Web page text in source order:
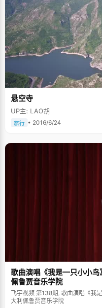
悬空寺
UP主: LAO胡
旅行 • 2016/6/24
歌曲演唱《我是一只小小
佩鲁贾音乐学院
飞宇视频 第138期, 歌曲演唱《我
大利佩鲁贾音乐学院